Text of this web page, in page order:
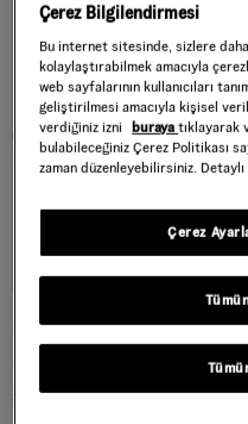
OLD SKOOL
Style : VN000D7ZPWT1
5.999,00 TL
Çerez Bilgilendirmesi
Bu internet sitesinde, sizlere
kolaylaştırabilmek amacıyla
web sayfalarının kullanıcıları
geliştirilmesi amacıyla kişisel
verdiğiniz izni
burayatıklayarak
bulabileceğiniz Çerez Politikası
zaman düzenleyebilirsiniz.
Çerez